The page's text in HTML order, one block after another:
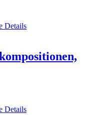
Details
Details